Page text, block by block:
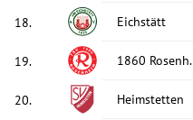
18. Eichstätt
19. 1860 Rosenh.
20. Heimstetten